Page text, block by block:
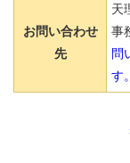
お問い合わせ
先
天
事
問
す。